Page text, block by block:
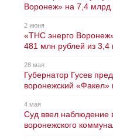
Воронеж» на 7,4 млрд
2 июня
«ТНС энерго
481 млн рублей из
28 мая
Губернатор Гусев
воронежский «Факел»
4 мая
Суд ввел наблюдение
воронежского